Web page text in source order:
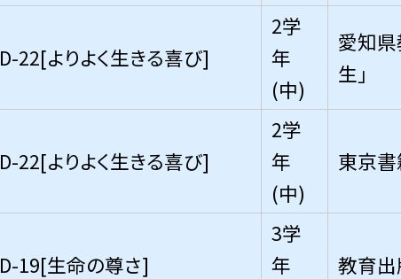
D-22[よりよく生きる喜び]
2学
年
(中)
愛知県
生」
D-22[よりよく生きる喜び]
2学
年
(中)
東京書
D-19[生命の尊さ]
3学
年
教育出